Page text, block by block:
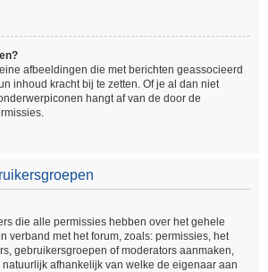
afbeeldingen die met berichten geassocieerd
inhoud kracht bij te zetten. Of je al dan niet
hangt af van de door de
die alle permissies hebben over het gehele
verband met het forum, zoals: permissies, het
gebruikersgroepen of moderators aanmaken,
afhankelijk van welke de eigenaar aan